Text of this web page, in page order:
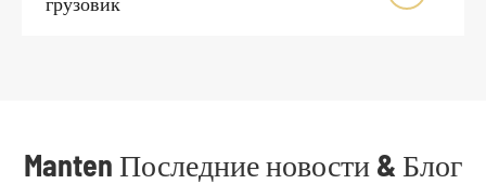
Manten Последние новости & Блог